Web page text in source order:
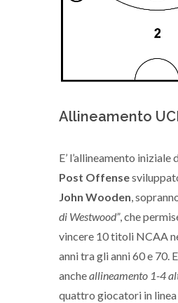
Allineamento
E’ l’allineamento iniziale
Post Offense
John Wooden,
di Westwood”, che
vincere 10 titoli NCAA
anni tra gli anni 60 e 70.
ancheallineamento 1-4
quattro giocatori in